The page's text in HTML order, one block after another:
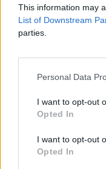
This information may
List of Downstream
parties.
Personal Data
I want to opt-out
Opted In
I want to opt-out
Opted In
Zostało 150 km.
autostrad?